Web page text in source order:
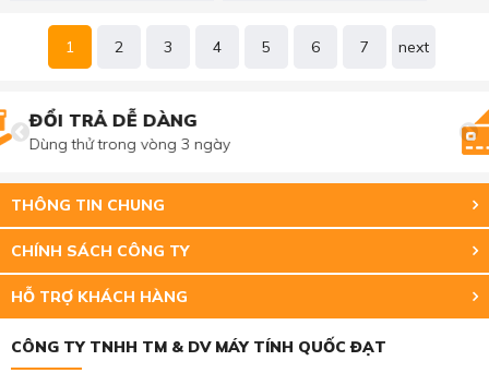
1 2 3 4 5 6 7 next
THÔNG TIN CHUNG
CHÍNH SÁCH CÔNG TY
HỖ TRỢ KHÁCH HÀNG
CÔNG TY TNHH TM & DV MÁY TÍNH QUỐC ĐẠT